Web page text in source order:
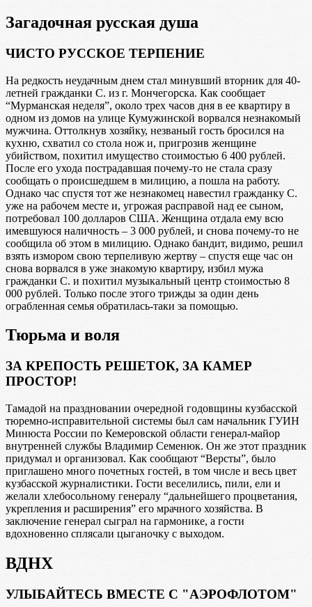
Загадочная русская душа
ЧИСТО РУССКОЕ ТЕРПЕНИЕ
На редкость неудачным днем стал минувший вторник для 40-
летней гражданки С. из г. Мончегорска. Как сообщает
“Мурманская неделя”, около трех часов дня в ее квартиру в
одном из домов на улице Кумужинской ворвался незнакомый
мужчина. Оттолкнув хозяйку, незваный гость бросился на
кухню, схватил со стола нож и, пригрозив женщине
убийством, похитил имущество стоимостью 6 400 рублей.
После его ухода пострадавшая почему-то не стала сразу
сообщать о происшедшем в милицию, а пошла на работу.
Однако час спустя тот же незнакомец навестил гражданку С.
уже на рабочем месте и, угрожая расправой над ее сыном,
потребовал 100 долларов США. Женщина отдала ему всю
имевшуюся наличность – 3 000 рублей, и снова почему-то не
сообщила об этом в милицию. Однако бандит, видимо, решил
взять измором свою терпеливую жертву – спустя еще час он
снова ворвался в уже знакомую квартиру, избил мужа
гражданки С. и похитил музыкальный центр стоимостью 8
000 рублей. Только после этого трижды за один день
ограбленная семья обратилась-таки за помощью.
Тюрьма и воля
ЗА КРЕПОСТЬ РЕШЕТОК, ЗА КАМЕР
ПРОСТОР!
Тамадой на праздновании очередной годовщины кузбасской
тюремно-исправительной системы был сам начальник ГУИН
Минюста России по Кемеровской области генерал-майор
внутренней службы Владимир Семенюк. Он же этот праздник
придумал и организовал. Как сообщают “Версты”, было
приглашено много почетных гостей, в том числе и весь цвет
кузбасской журналистики. Гости веселились, пили, ели и
желали хлебосольному генералу “дальнейшего процветания,
укрепления и расширения” его мрачного хозяйства. В
заключение генерал сыграл на гармонике, а гости
вдохновенно сплясали цыганочку с выходом.
ВДНХ
УЛЫБАЙТЕСЬ ВМЕСТЕ С "АЭРОФЛОТОМ"